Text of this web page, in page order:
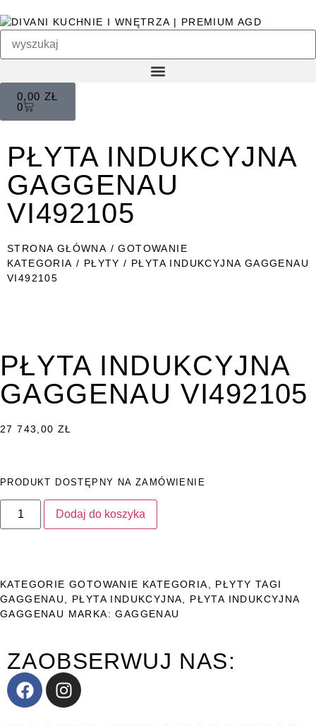
0,00 ZŁ
0
PŁYTA INDUKCYJNA
GAGGENAU
VI492105
STRONA GŁÓWNA /GOTOWANIE
KATEGORIA / PŁYTY / PŁYTA INDUKCYJNA GAGGENAU
VI492105
PŁYTA INDUKCYJNA
GAGGENAU VI492105
27 743,00ZŁ
PRODUKT DOSTĘPNY NA ZAMÓWIENIE
Dodaj do koszyka
KATEGORIE GOTOWANIE KATEGORIA PŁYTY TAGI
GAGGENAU
PŁYTA INDUKCYJNA
PŁYTA INDUKCYJNA
GAGGENAU MARKA:GAGGENAU
ZAOBSERWUJ NAS: